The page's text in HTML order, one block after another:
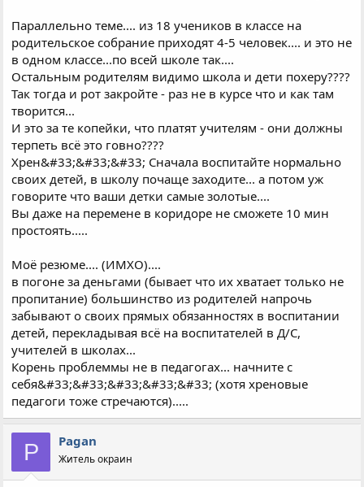
Параллельно теме.... из 18 учеников в классе на
родительское собрание приходят 4-5 человек.... и это не
в одном классе...по всей школе так....
Остальным родителям видимо школа и дети похеру????
Так тогда и рот закройте - раз не в курсе что и как там
творится...
И это за те копейки, что платят учителям - они должны
терпеть всё это говно????
Хрен&#33;&#33;&#33; Сначала воспитайте нормально
своих детей, в школу почаще заходите... а потом уж
говорите что ваши детки самые золотые....
Вы даже на перемене в коридоре не сможете 10 мин
простоять.....
Моё резюме.... (ИМХО)....
в погоне за деньгами (бывает что их хватает только не
пропитание) большинство из родителей напрочь
забывают о своих прямых обязанностях в воспитании
детей, перекладывая всё на воспитателей в Д/С,
учителей в школах...
Корень проблеммы не в педагогах... начните с
себя&#33;&#33;&#33;&#33;&#33; (хотя хреновые
педагоги тоже стречаются).....
P Pagan
Житель окраин